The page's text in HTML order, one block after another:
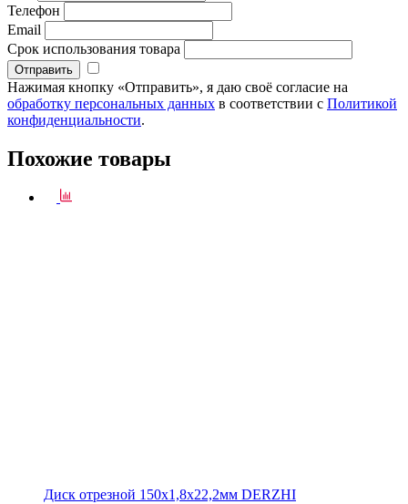
Телефон
Email
Срок использования товара
Нажимая кнопку «Отправить», я даю своё согласие на
обработку персональных данных в соответствии с Политикой
конфиденциальности.
Похожие товары
Диск отрезной 150х1,8х22,2мм DERZHI